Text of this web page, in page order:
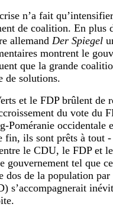
n’a fait
de coalition. En plus
allemand Der Spiegel
montrent le
que la grande
de solutions.
et le FDP brûlent de
du vote du
Poméranie occidentale
fin, ils sont prêts à tout
le CDU, le FDP et
gouvernement tel que
dos de la population par
s’accompagnerait